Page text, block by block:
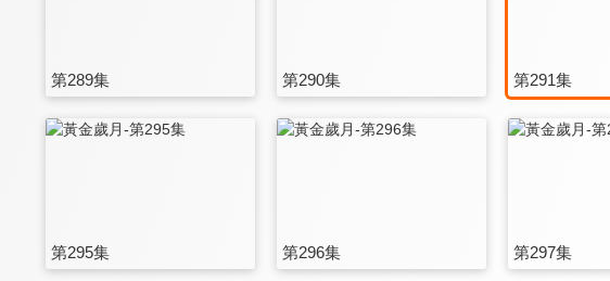
第289集 第290集 第291集
第295集 第296集 第297集